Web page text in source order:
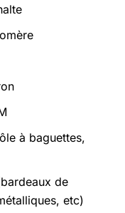
à baguettes,
de
etc)